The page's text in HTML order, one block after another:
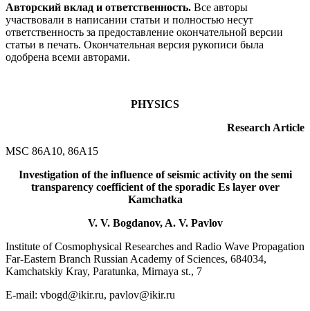
Авторский вклад и ответственность. Все авторы
участвовали в написании статьи и полностью несут
ответственность за предоставление окончательной версии
статьи в печать. Окончательная версия рукописи была
одобрена всеми авторами.
PHYSICS
Research Article
MSC 86A10, 86A15
Investigation of the influence of seismic activity on the semi
transparency coefficient of the sporadic Es layer over
Kamchatka
V. V. Bogdanov, A. V. Pavlov
Institute of Cosmophysical Researches and Radio Wave Propagation
Far-Eastern Branch Russian Academy of Sciences, 684034,
Kamchatskiy Kray, Paratunka, Mirnaya st., 7
E-mail: vbogd@ikir.ru, pavlov@ikir.ru